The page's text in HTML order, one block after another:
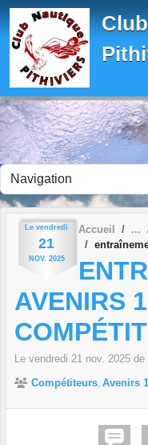
Le vendredi
21
NOV. 2025
Accueil
AVENIRS
Le vendredi 21 nov. 2025 de
Compétiteurs Avenirs 1
Panneau de gestion des